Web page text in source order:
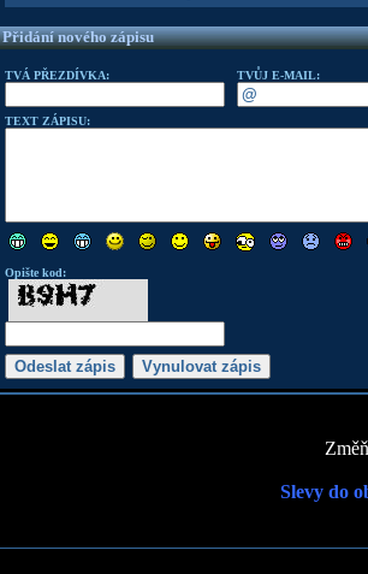
Přidání nového zápisu
TVÁ PŘEZDÍVKA: TVŮJ E-MAIL:
TEXT ZÁPISU:
Opište kod:
Slevy do